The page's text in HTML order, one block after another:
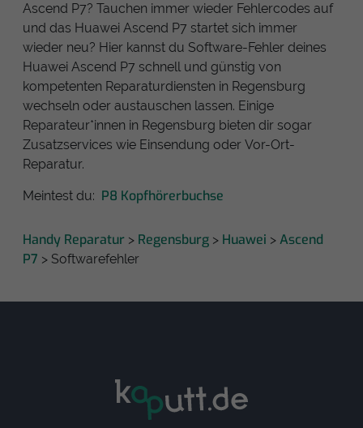
Ascend P7? Tauchen immer wieder Fehlercodes auf
und das Huawei Ascend P7 startet sich immer
wieder neu? Hier kannst du Software-Fehler deines
Huawei Ascend P7 schnell und günstig von
kompetenten Reparaturdiensten in Regensburg
wechseln oder austauschen lassen. Einige
Reparateur*innen in Regensburg bieten dir sogar
Zusatzservices wie Einsendung oder Vor-Ort-
Reparatur.
Meintest du: P8 Kopfhörerbuchse
Handy Reparatur > Regensburg > Huawei > Ascend
P7 > Softwarefehler